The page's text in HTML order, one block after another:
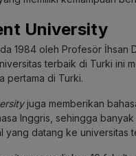
University
1984 oleh Profesör İhsan
terbaik di Turki ini
pertama di Turki.
juga memberikan
Inggris, sehingga banyak
yang datang ke universitas